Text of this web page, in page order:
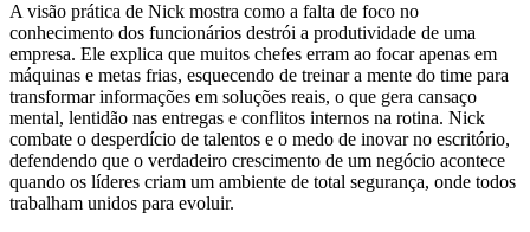
A visão prática de Nick mostra como a falta de foco no
conhecimento dos funcionários destrói a produtividade de uma
empresa. Ele explica que muitos chefes erram ao focar apenas em
máquinas e metas frias, esquecendo de treinar a mente do time para
transformar informações em soluções reais, o que gera cansaço
mental, lentidão nas entregas e conflitos internos na rotina. Nick
combate o desperdício de talentos e o medo de inovar no escritório,
defendendo que o verdadeiro crescimento de um negócio acontece
quando os líderes criam um ambiente de total segurança, onde todos
trabalham unidos para evoluir.